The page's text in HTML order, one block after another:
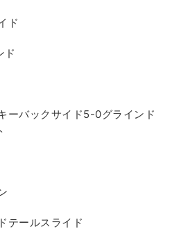
ド
ド
ーバックサイド5-0グラインド
テールスライド